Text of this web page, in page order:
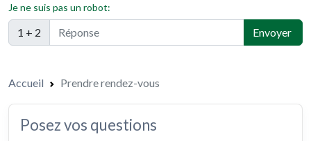
Je ne suis pas un robot:
1 + 2
Accueil Prendre rendez-vous
Posez vos questions